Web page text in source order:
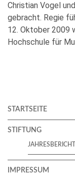
Christian Vogel
gebracht. Regie
12. Oktober 2009
Hochschule für
STARTSEITE
STIFTUNG
IMPRESSUM